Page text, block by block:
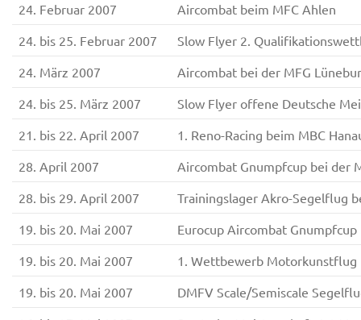
24. Februar 2007
Aircombat beim MFC Ahlen
24. bis 25. Februar 2007
Slow Flyer 2.
24. März 2007
Aircombat bei der MFG
24. bis 25. März 2007
Slow Flyer offene Deutsche
21. bis 22. April 2007
1. Reno-Racing beim MBC
28. April 2007
Aircombat Gnumpfcup bei der
28. bis 29. April 2007
Trainingslager Akro-Segelflug
19. bis 20. Mai 2007
Eurocup Aircombat Gnumpfcup
19. bis 20. Mai 2007
1. Wettbewerb Motorkunstflug
19. bis 20. Mai 2007
DMFV Scale/Semiscale